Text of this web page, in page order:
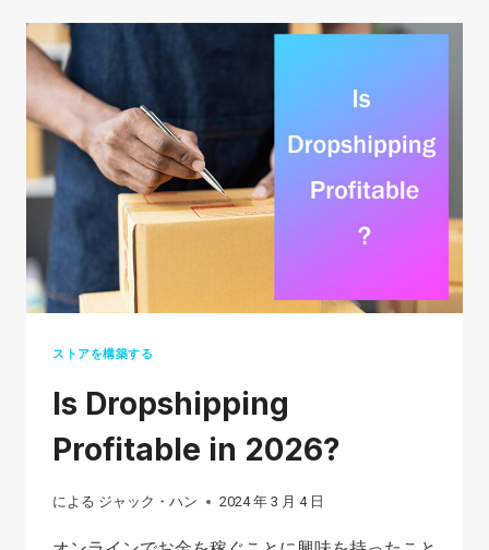
イ
ト
ア
を
開
く
方
法:
9
つ
簡
単
な
ス
ストアを構築する
Is Dropshipping
Profitable in 2026?
による ジャック・ハン 2024 年 3 月 4 日